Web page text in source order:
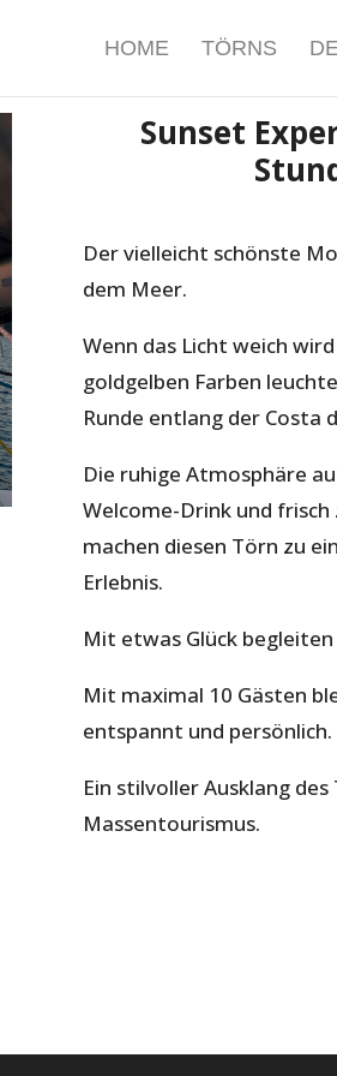
HOME TÖRNS
Sunset
Der vielleicht schönste
dem Meer.
Wenn das Licht weich
goldgelben Farben
Runde entlang der Costa
Die ruhige Atmosphäre
Welcome-Drink und
machen diesen Törn zu
Erlebnis.
Mit etwas Glück begleiten
Mit maximal 10 Gästen
entspannt und persönlich.
Ein stilvoller Ausklang
Massentourismus.